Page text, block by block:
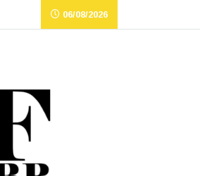
06/08/2026